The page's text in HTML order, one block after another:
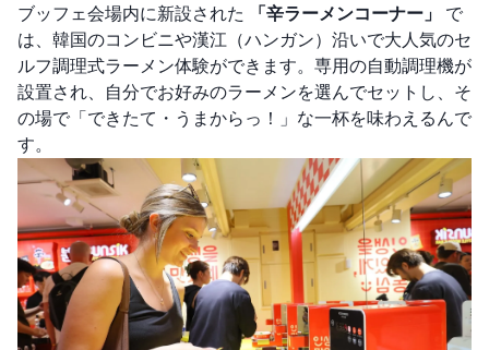
ブッフェ会場内に新設された
「辛ラーメンコーナー」
で
は、韓国のコンビニや漢江（ハンガン）沿いで大人気のセ
ルフ調理式ラーメン体験ができます。専用の自動調理機が
設置され、自分でお好みのラーメンを選んでセットし、そ
の場で「できたて・うまからっ！」な一杯を味わえるんで
す。